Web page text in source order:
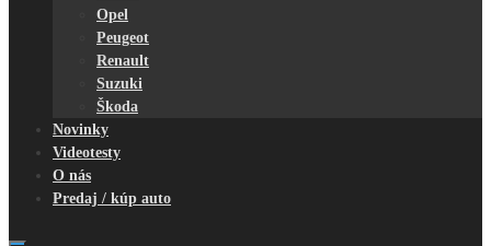
Opel
Peugeot
Renault
Suzuki
Škoda
Novinky
Videotesty
O nás
Predaj / kúp auto